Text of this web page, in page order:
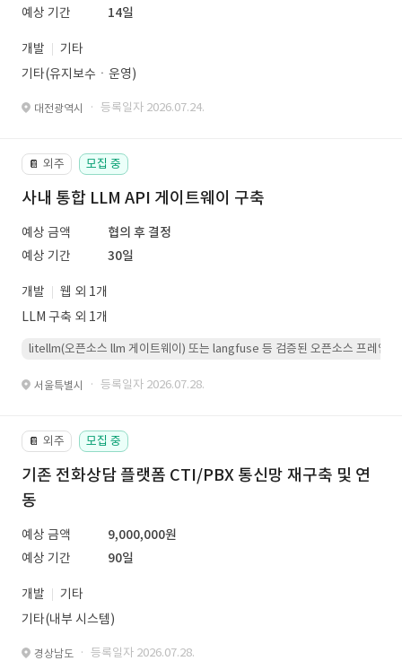
예상 기간
14일
개발
기타
기타(유지보수ㆍ운영)
대전광역시 · 등록일자 2026.07.24.
📔 외주 모집 중
사내 통합 LLM API 게이트웨이 구축
예상 금액
협의 후 결정
예상 기간
30일
개발
웹 외 1개
LLM 구축 외 1개
litellm(오픈소스 llm 게이트웨이) 또는 langfuse 등 검증된 오픈소스 프레임워
서울특별시 · 등록일자 2026.07.28.
📔 외주 모집 중
기존 전화상담 플랫폼 CTI/PBX 통신망 재구축 및 연
동
예상 금액
9,000,000원
예상 기간
90일
개발
기타
기타(내부 시스템)
경상남도 · 등록일자 2026.07.28.